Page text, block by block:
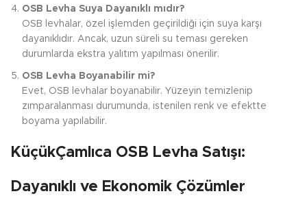
OSB Levha Suya Dayanıklı mıdır?
OSB levhalar, özel işlemden geçirildiği için suya karşı
dayanıklıdır. Ancak, uzun süreli su teması gereken
durumlarda ekstra yalıtım yapılması önerilir.
OSB Levha Boyanabilir mi?
Evet, OSB levhalar boyanabilir. Yüzeyin temizlenip
zımparalanması durumunda, istenilen renk ve efektte
boyama yapılabilir.
KüçükÇamlıca OSB Levha Satışı:
Dayanıklı ve Ekonomik Çözümler